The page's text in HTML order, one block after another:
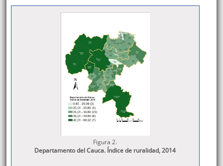
Figura 2.
Departamento del Cauca. Índice de ruralidad, 2014